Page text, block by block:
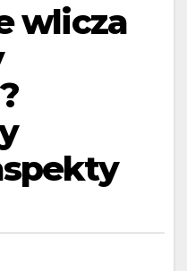
wlicza